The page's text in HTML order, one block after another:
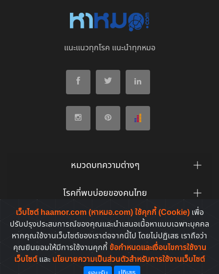
เว็บไซต์ haamor.com (หาหมอ.com) ใช้คุกกี้ (Cookie) เพื่อ
ปรับปรุงประสบการณ์ของคุณและนำเสนอเนื้อหาแบบเฉพาะบุคคล
หากคุณใช้งานเว็บไซต์ของเราต่อจากนี้ไป โดยไม่ปฏิเสธ เราถือว่า
คุณยินยอมให้มีการใช้งานคุกกี้ ข้อกำหนดและเงื่อนไขการใช้งาน
เว็บไซต์และ นโยบายความเป็นส่วนตัวสำหรับการใช้งานเว็บไซต์
แนะแนวทุกโรค แนะนำทุกหมอ
หมวดบทความต่างๆ
โรคที่พบบ่อยของคนไทย
ยาที่คนไทยค้นหาบ่อย
Copyright © 2011-2026. All rights reserved | by